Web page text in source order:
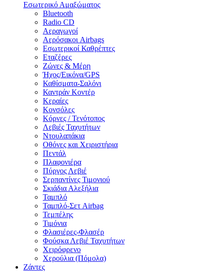
Εσωτερικό Αμαξώματος
Bluetooth
Radio CD
Αεραγωγοί
Αερόσακοι Airbags
Εσωτερικοί Καθρέπτες
Εταζέρες
Ζώνες & Μέρη
Ήχος/Εικόνα/GPS
Καθίσματα-Σαλόνι
Καντράν Κοντέρ
Κεραίες
Κονσόλες
Κόρνες / Τενότοπος
Λεβιές Ταχυτήτων
Ντουλαπάκια
Οθόνες και Χειριστήρια
Πεντάλ
Πλαφονιέρα
Πύργος Λεβιέ
Σερπαντίνες Τιμονιού
Σκιάδια Αλεξήλια
Ταμπλό
Ταμπλό-Σετ Airbag
Τεμπέλης
Τιμόνια
Φλασιέρες-Φλασέρ
Φούσκα Λεβιέ Ταχυτήτων
Χειρόφρενο
Χερούλια (Πόμολα)
Ζάντες